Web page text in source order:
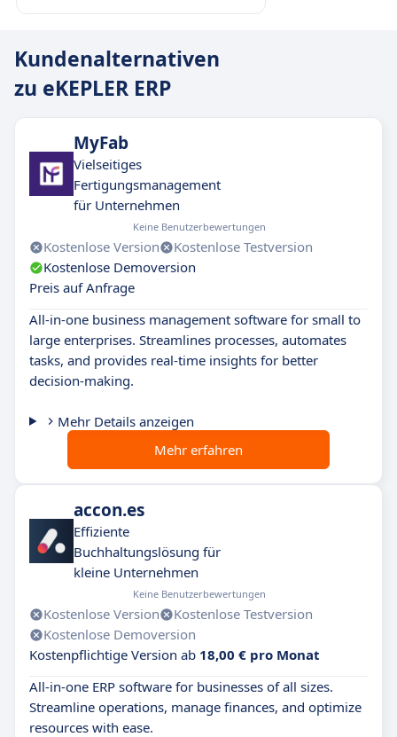
Kundenalternativen
zu eKEPLER ERP
MyFab
Vielseitiges
Fertigungsmanagement
für Unternehmen
Keine Benutzerbewertungen
Kostenlose Version
Kostenlose Testversion
Kostenlose Demoversion
Preis auf Anfrage
All-in-one business management software for small to
large enterprises. Streamlines processes, automates
tasks, and provides real-time insights for better
decision-making.
Mehr Details anzeigen
Mehr erfahren
accon.es
Effiziente
Buchhaltungslösung für
kleine Unternehmen
Keine Benutzerbewertungen
Kostenlose Version
Kostenlose Testversion
Kostenlose Demoversion
Kostenpflichtige Version ab 18,00 € pro Monat
All-in-one ERP software for businesses of all sizes.
Streamline operations, manage finances, and optimize
resources with ease.